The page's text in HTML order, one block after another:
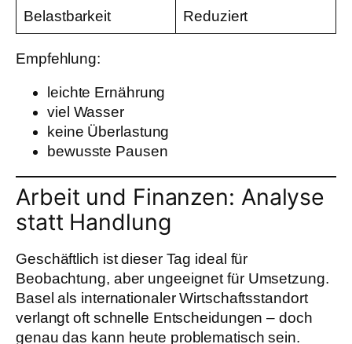
Belastbarkeit Reduziert
Empfehlung:
leichte Ernährung
viel Wasser
keine Überlastung
bewusste Pausen
Arbeit und Finanzen: Analyse
statt Handlung
Geschäftlich ist dieser Tag ideal für
Beobachtung, aber ungeeignet für Umsetzung.
Basel als internationaler Wirtschaftsstandort
verlangt oft schnelle Entscheidungen – doch
genau das kann heute problematisch sein.